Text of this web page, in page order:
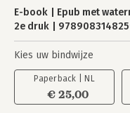
E-book Epub met
2e druk
Kies uw bindwijze
Paperback | NL
€ 25,00